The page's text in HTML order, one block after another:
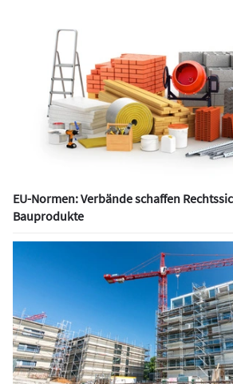
EU-Normen: Verbände schaffen
Bauprodukte